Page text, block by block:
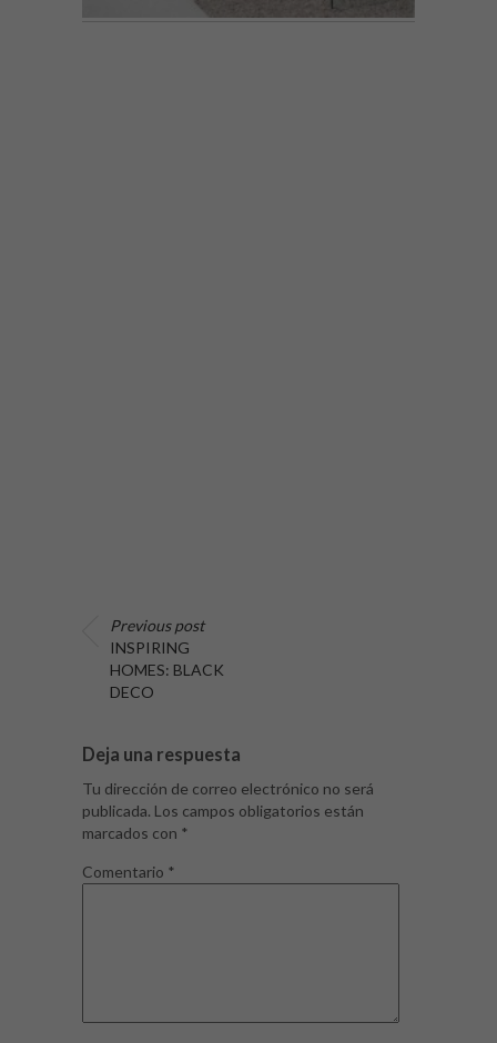
Previous post
INSPIRING
HOMES: BLACK
DECO
Deja una respuesta
Tu dirección de correo electrónico no será
publicada. Los campos obligatorios están
marcados con *
Comentario *